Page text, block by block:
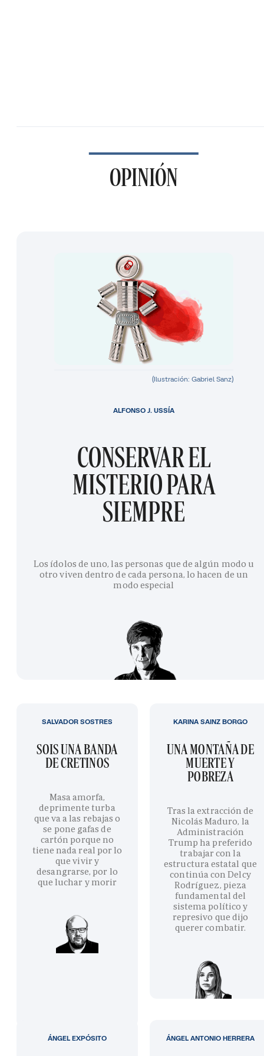
OPINIÓN
(Ilustración: Gabriel Sanz)
CONSERVAR EL
MISTERIO PARA
SIEMPRE
Los ídolos de uno, las personas que de algún modo u
otro viven dentro de cada persona, lo hacen de un
modo especial
ALFONSO J. USSÍA
SOIS UNA BANDA
DE CRETINOS
Masa amorfa,
deprimente turba
que va a las rebajas o
se pone gafas de
cartón porque no
tiene nada real por lo
que vivir y
desangrarse, por lo
que luchar y morir
SALVADOR SOSTRES
UNA MONTAÑA DE
MUERTE Y
POBREZA
Tras la extracción de
Nicolás Maduro, la
Administración
Trump ha preferido
trabajar con la
estructura estatal que
continúa con Delcy
Rodríguez, pieza
fundamental del
sistema político y
represivo que dijo
querer combatir.
KARINA SAINZ BORGO
ÁNGEL EXPÓSITO ÁNGEL ANTONIO HERRERA